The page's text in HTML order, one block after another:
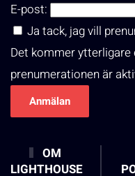
E-post:
Ja tack, jag vill
Det kommer ytterligare
prenumerationen är
OM
LIGHTHOUSE